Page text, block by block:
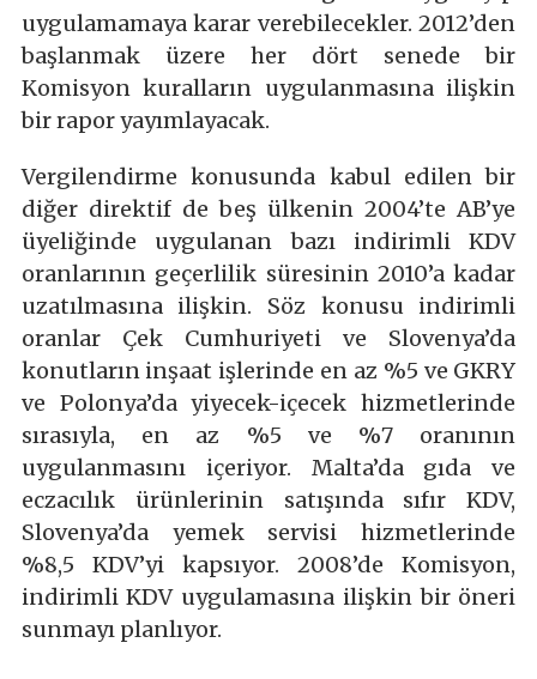
uygulamamaya karar verebilecekler. 2012’den
başlanmak üzere her dört senede bir
Komisyon kuralların uygulanmasına ilişkin
bir rapor yayımlayacak.
Vergilendirme konusunda kabul edilen bir
diğer direktif de beş ülkenin 2004’te AB’ye
üyeliğinde uygulanan bazı indirimli KDV
oranlarının geçerlilik süresinin 2010’a kadar
uzatılmasına ilişkin. Söz konusu indirimli
oranlar Çek Cumhuriyeti ve Slovenya’da
konutların inşaat işlerinde en az %5 ve GKRY
ve Polonya’da yiyecek-içecek hizmetlerinde
sırasıyla, en az %5 ve %7 oranının
uygulanmasını içeriyor. Malta’da gıda ve
eczacılık ürünlerinin satışında sıfır KDV,
Slovenya’da yemek servisi hizmetlerinde
%8,5 KDV’yi kapsıyor. 2008’de Komisyon,
indirimli KDV uygulamasına ilişkin bir öneri
sunmayı planlıyor.